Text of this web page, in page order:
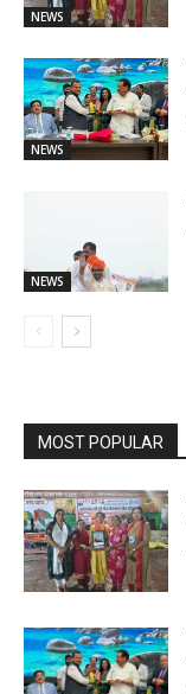
NEWS
NEWS
NEWS
MOST POPULAR